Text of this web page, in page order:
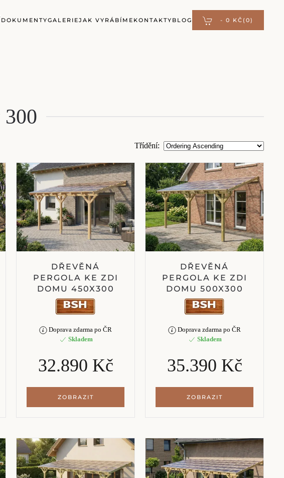
DOKUMENTYGALERIEJAK VYRÁBÍME KONTAKTY BLOG - 0 KČ (0)
300
Třídění:
DŘEVĚNÁ
PERGOLA KE ZDI
DOMU 450X300
Doprava zdarma po ČR
Skladem
32.890 Kč
ZOBRAZIT
DŘEVĚNÁ
PERGOLA KE ZDI
DOMU 500X300
Doprava zdarma po ČR
Skladem
35.390 Kč
ZOBRAZIT